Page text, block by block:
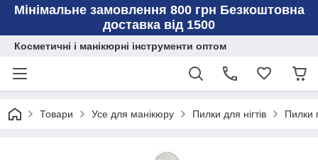
Мінімальне замовлення 800 грн Безкоштовна
доставка від 1500
Косметичні і манікюрні інструменти оптом
Товари Усе для манікюру Пилки для нігтів Пилки